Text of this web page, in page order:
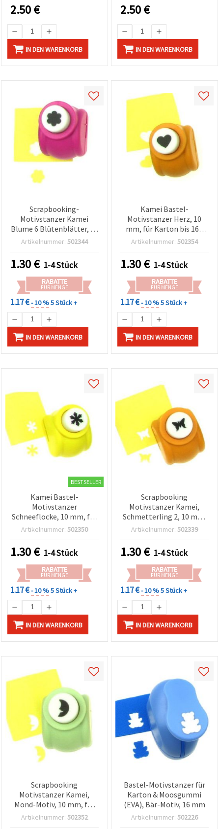
2.50€
IN DEN WARENKORB
2.50€
IN DEN WARENKORB
Scrapbooking-
Motivstanzer Kamei
Blume 6 Blütenblätter, 10
mm, für Karton bis 160
Artikelnummer: 502344
1.30€ 1-4 Stück
RABATTE
FÜR MENGE
1.17 €- 10 %5 Stück +
IN DEN WARENKORB
Kamei Bastel-
Motivstanzer Herz, 10
mm, für Karton bis 160
g/m²
Artikelnummer: 502354
1.30€ 1-4 Stück
RABATTE
FÜR MENGE
1.17 €- 10 %5 Stück +
IN DEN WARENKORB
BESTSELLER
Kamei Bastel-
Motivstanzer
Schneeflocke, 10 mm, für
Papier/Karton bis 160
Artikelnummer: 502350
1.30€ 1-4 Stück
RABATTE
FÜR MENGE
1.17 €- 10 %5 Stück +
IN DEN WARENKORB
Scrapbooking
Motivstanzer Kamei,
Schmetterling 2, 10 mm,
für Karton bis 160 g/m²
Artikelnummer: 502339
1.30€ 1-4 Stück
RABATTE
FÜR MENGE
1.17 €- 10 %5 Stück +
IN DEN WARENKORB
Scrapbooking
Motivstanzer Kamei,
Mond-Motiv, 10 mm, für
Karton bis 160 g/m²
Artikelnummer: 502352
Bastel-Motivstanzer für
Karton & Moosgummi
(EVA), Bär-Motiv, 16 mm
Artikelnummer: 502226